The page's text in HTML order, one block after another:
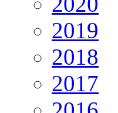
2019
2018
2017